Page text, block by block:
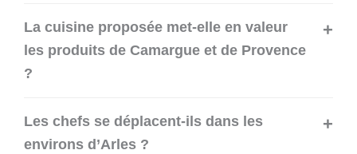
La cuisine proposée met-elle en valeur
les produits de Camargue et de Provence
?
Les chefs se déplacent-ils dans les
environs d’Arles ?